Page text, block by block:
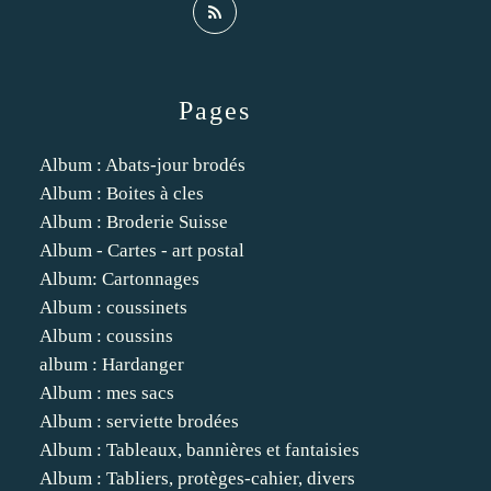
Pages
Album : Abats-jour brodés
Album : Boites à cles
Album : Broderie Suisse
Album - Cartes - art postal
Album: Cartonnages
Album : coussinets
Album : coussins
album : Hardanger
Album : mes sacs
Album : serviette brodées
Album : Tableaux, bannières et fantaisies
Album : Tabliers, protèges-cahier, divers